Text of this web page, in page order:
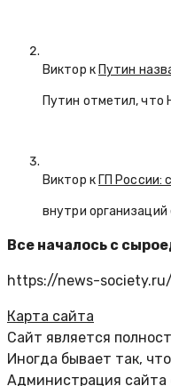
Виктор к Путин
Путин отметил, что
Виктор к ГП России:
внутри
Все началось с
https://news-
Карта сайта
Сайт является
Иногда бывает так,
Администрация сайта